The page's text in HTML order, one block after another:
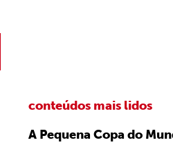
conteúdos mais lidos
A Pequena Copa do